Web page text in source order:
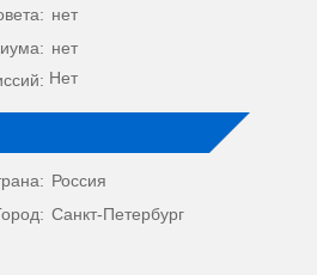
нет
нет
Нет
Россия
Санкт-Петербург